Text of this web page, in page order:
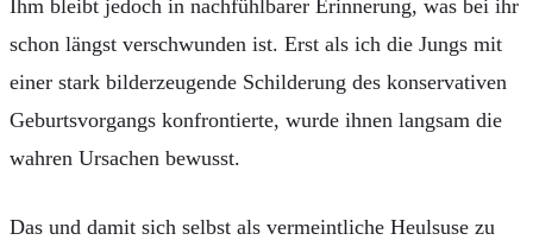
Ihm bleibt jedoch in nachfühlbarer Erinnerung, was bei ihr
schon längst verschwunden ist. Erst als ich die Jungs mit
einer stark bilderzeugende Schilderung des konservativen
Geburtsvorgangs konfrontierte, wurde ihnen langsam die
wahren Ursachen bewusst.
Das und damit sich selbst als vermeintliche Heulsuse zu